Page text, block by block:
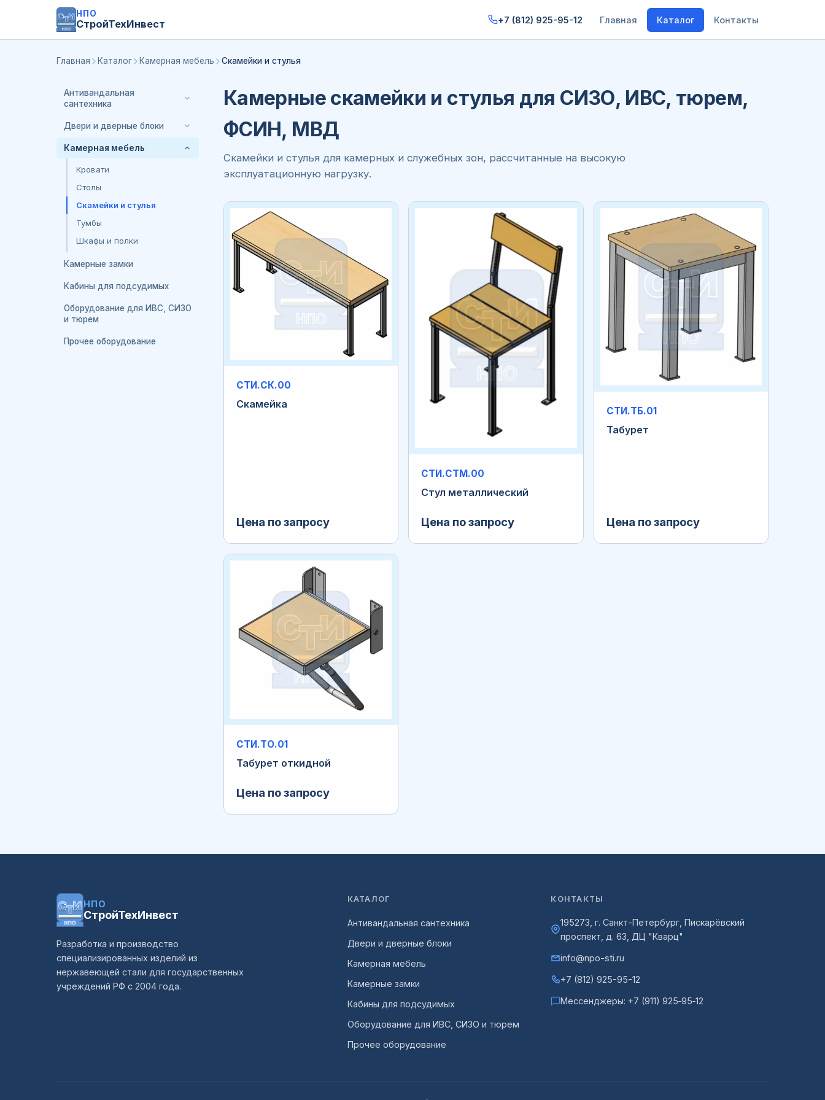
НПО
СтройТехИнвест +7 (812) 925-95-12 Главная Каталог Контакты
Главная Каталог Камерная мебель Скамейки и стулья
Антивандальная
сантехника
Двери и дверные блоки
Камерная мебель
Кровати
Столы
Скамейки и стулья
Тумбы
Шкафы и полки
Камерные замки
Кабины для подсудимых
Оборудование для ИВС, СИЗО
и тюрем
Прочее оборудование
Камерные скамейки и стулья для СИЗО, ИВС, тюрем,
ФСИН, МВД
Скамейки и стулья для камерных и служебных зон, рассчитанные на высокую
эксплуатационную нагрузку.
СТИ.СК.00
Скамейка
Цена по запросу
СТИ.СТМ.00
Стул металлический
Цена по запросу
СТИ.ТБ.01
Табурет
Цена по запросу
СТИ.ТО.01
Табурет откидной
Цена по запросу
НПО
СтройТехИнвест
Разработка и производство
специализированных изделий из
нержавеющей стали для государственных
учреждений РФ с 2004 года.
КАТАЛОГ
Антивандальная сантехника
Двери и дверные блоки
Камерная мебель
Камерные замки
Кабины для подсудимых
Оборудование для ИВС, СИЗО и тюрем
Прочее оборудование
КОНТАКТЫ
195273, г. Санкт-Петербург, Пискарёвский
проспект, д. 63, ДЦ "Кварц"
info@npo-sti.ru
+7 (812) 925-95-12
Мессенджеры: +7 (911) 925‑95‑12